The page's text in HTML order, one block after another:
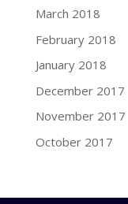
March 2018
February 2018
January 2018
December 2017
November 2017
October 2017